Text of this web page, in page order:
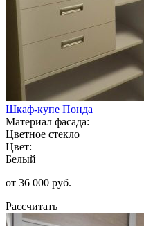
Шкаф-купе Понда
Материал фасада:
Цветное стекло
Цвет:
Белый
от 36 000 руб.
Рассчитать